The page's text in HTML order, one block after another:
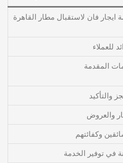
ايجار فان لاستقبال مطار القاهرة
للعملاء
المقدمة
والتأكيد
والعروض
وكفائتهم
في توفير الخدمة